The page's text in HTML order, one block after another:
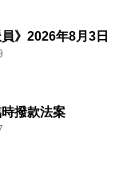
員》2026年8月3日
撥款法案